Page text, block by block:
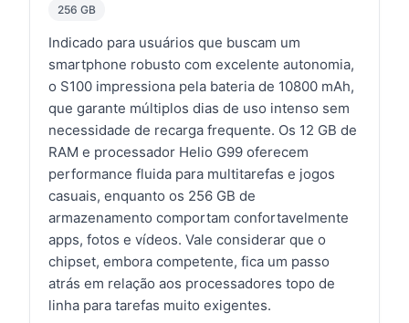
256 GB
Indicado para usuários que buscam um
smartphone robusto com excelente autonomia,
o S100 impressiona pela bateria de 10800 mAh,
que garante múltiplos dias de uso intenso sem
necessidade de recarga frequente. Os 12 GB de
RAM e processador Helio G99 oferecem
performance fluida para multitarefas e jogos
casuais, enquanto os 256 GB de
armazenamento comportam confortavelmente
apps, fotos e vídeos. Vale considerar que o
chipset, embora competente, fica um passo
atrás em relação aos processadores topo de
linha para tarefas muito exigentes.